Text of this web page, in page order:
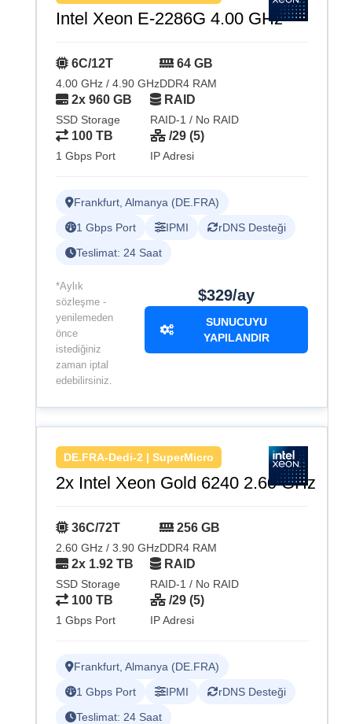
Intel Xeon E-2286G 4.00 GHz
6C/12T
4.00 GHz / 4.90 GHz
64 GB
DDR4 RAM
2x 960 GB
SSD Storage
RAID
RAID-1 / No RAID
100 TB
1 Gbps Port
/29 (5)
IP Adresi
Frankfurt, Almanya (DE.FRA)
1 Gbps Port
IPMI
rDNS Desteği
Teslimat: 24 Saat
*Aylık
sözleşme -
yenilemeden
önce
istediğiniz
zaman iptal
edebilirsiniz.
$329/ay
SUNUCUYU
YAPILANDIR
DE.FRA-Dedi-2 | SuperMicro
2x Intel Xeon Gold 6240 2.60 GHz
36C/72T
2.60 GHz / 3.90 GHz
256 GB
DDR4 RAM
2x 1.92 TB
SSD Storage
RAID
RAID-1 / No RAID
100 TB
1 Gbps Port
/29 (5)
IP Adresi
Frankfurt, Almanya (DE.FRA)
1 Gbps Port
IPMI
rDNS Desteği
Teslimat: 24 Saat